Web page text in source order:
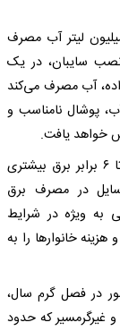
لیتر آب مصرف
نصب سایبان، در یک
خانواده، آب مصرف می‌کند
پوشال نامناسب و
خواهد یافت.
طبق اعلام، کولرهای گازی نسبت به کولرهای آبی ۴ تا ۶ برابر برق بیشتری
در مصرف برق
به ویژه در شرایط
خانوارها را به
در فصل گرم سال،
که حدود